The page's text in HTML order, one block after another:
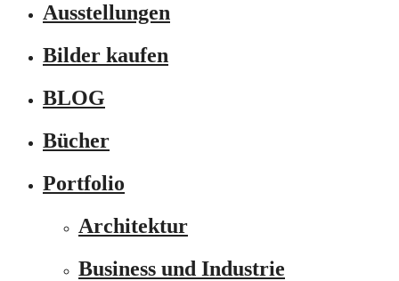
Ausstellungen
Bilder kaufen
BLOG
Bücher
Portfolio
Architektur
Business und Industrie